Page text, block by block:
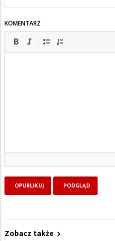
KOMENTARZ
Zobacz także